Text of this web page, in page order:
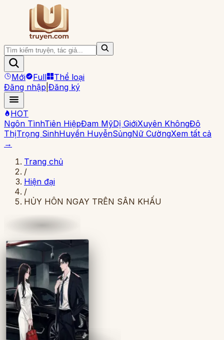
Mới Full
Thể loại
Đăng nhập Đăng ký
HOT
Ngôn TìnhTiên HiệpĐam MỹDị GiớiXuyên KhôngĐô
ThịTrọng SinhHuyền HuyễnSủngNữ CườngXem tất cả
→
Trang chủ
/
Hiện đại
/
HỦY HÔN NGAY TRÊN SÂN KHẤU